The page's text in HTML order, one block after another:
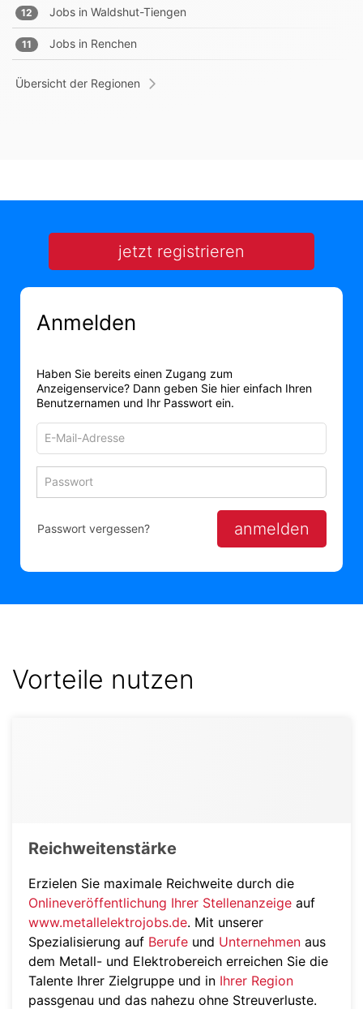
12 Jobs in Waldshut-Tiengen
11 Jobs in Renchen
Übersicht der Regionen
jetzt registrieren
Anmelden
Haben Sie bereits einen Zugang zum
Anzeigenservice? Dann geben Sie hier einfach Ihren
Benutzernamen und Ihr Passwort ein.
Adresse
zum
Anmelden
anmelden
Passwort vergessen?
Vorteile nutzen
Reichweitenstärke
Erzielen Sie maximale Reichweite durch die
Onlineveröffentlichung Ihrer Stellenanzeige auf
www.metallelektrojobs.de. Mit unserer
Spezialisierung auf Berufe und Unternehmen aus
dem Metall- und Elektrobereich erreichen Sie die
Talente Ihrer Zielgruppe und in Ihrer Region
passgenau und das nahezu ohne Streuverluste.